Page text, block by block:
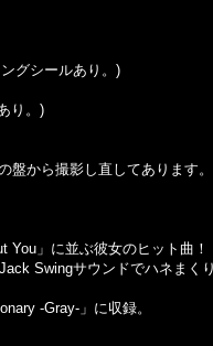
グシールあり。)
り。)
盤から撮影し直してあります
You」に並ぶ彼女のヒット曲！
Swingサウンドでハネまく
-Gray-」に収録。